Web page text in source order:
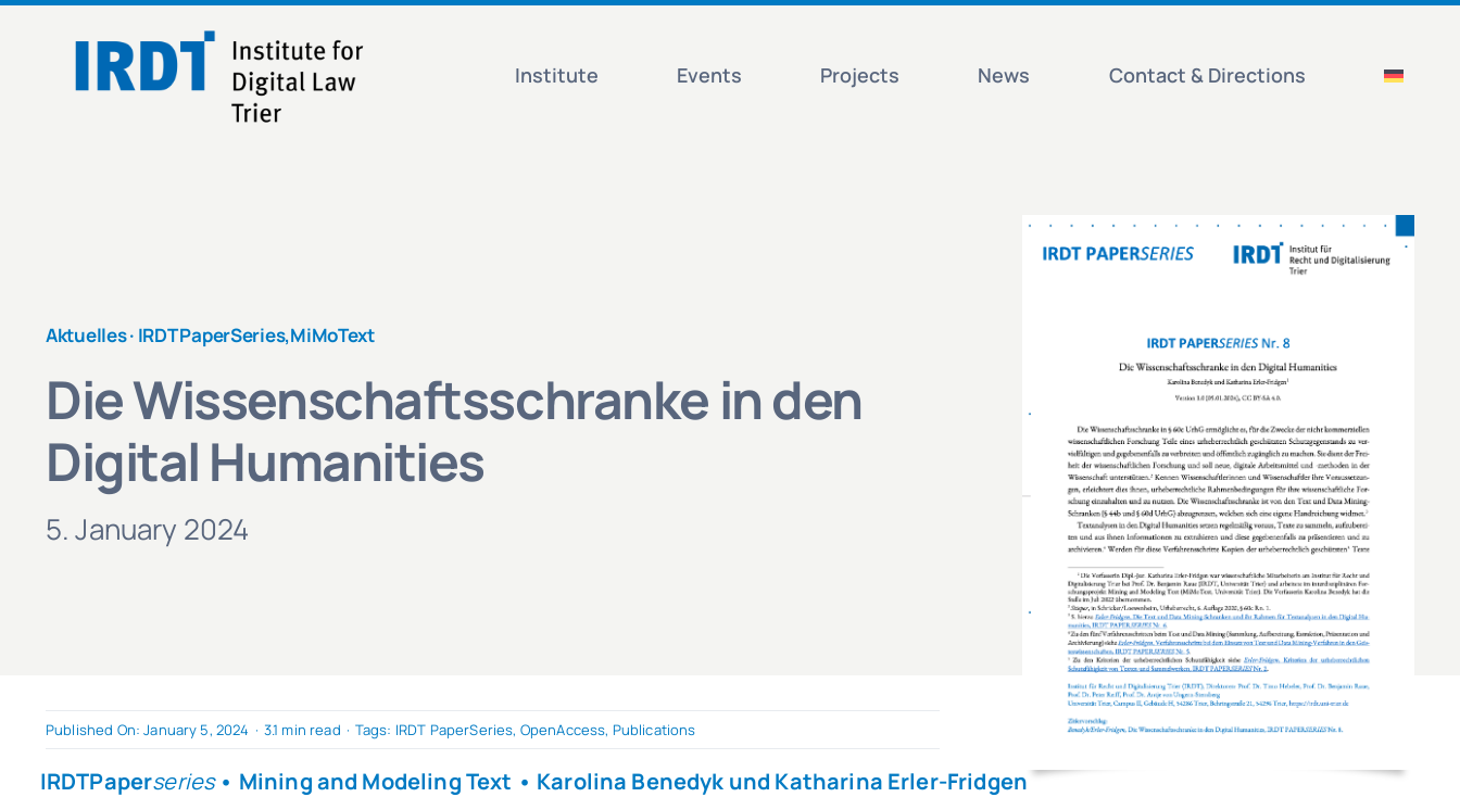
content
Institute Events Projects News Contact & Directions
Aktuelles · IRDT PaperSeries,MiMoText
Die Wissenschaftsschranke in den
Digital Humanities
5. January 2024
Published On: January 5, 2024 · 3.1 min read · Tags: IRDT PaperSeries, OpenAccess, Publications
IRDTPaperseries• Mining and Modeling Text • Karolina Benedyk und Katharina Erler-Fridgen